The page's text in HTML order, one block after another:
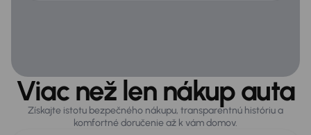
Viac než len nákup auta
Získajte istotu bezpečného nákupu, transparentnú históriu a
komfortné doručenie až k vám domov.